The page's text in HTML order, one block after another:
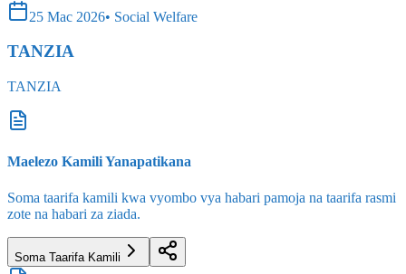
25 Mac 2026• Social Welfare
TANZIA
TANZIA
Maelezo Kamili Yanapatikana
Soma taarifa kamili kwa vyombo vya habari pamoja na taarifa rasmi
zote na habari za ziada.
Soma Taarifa Kamili